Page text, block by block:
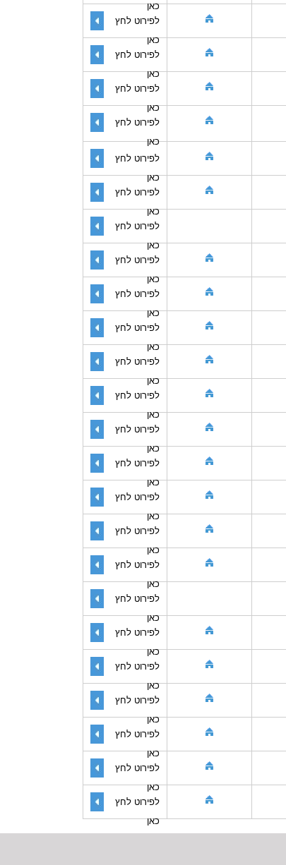
כאן
לפירוט לחץ
כאן
לפירוט לחץ
כאן
לפירוט לחץ
כאן
לפירוט לחץ
כאן
לפירוט לחץ
כאן
לפירוט לחץ
כאן
לפירוט לחץ
כאן
לפירוט לחץ
כאן
לפירוט לחץ
כאן
לפירוט לחץ
כאן
לפירוט לחץ
כאן
לפירוט לחץ
כאן
לפירוט לחץ
כאן
לפירוט לחץ
כאן
לפירוט לחץ
כאן
לפירוט לחץ
כאן
לפירוט לחץ
כאן
לפירוט לחץ
כאן
לפירוט לחץ
כאן
לפירוט לחץ
כאן
לפירוט לחץ
כאן
לפירוט לחץ
כאן
לפירוט לחץ
כאן
לפירוט לחץ
כאן